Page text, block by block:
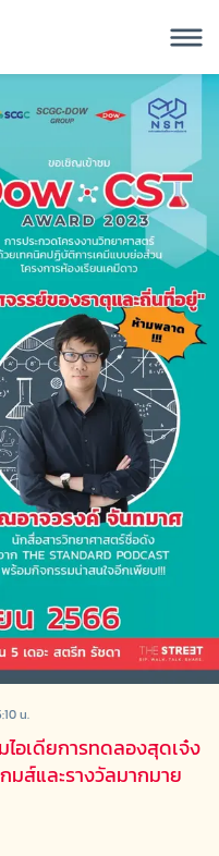
น.
ไอเดียการทดลองสุดเจ๋ง
มส์และรางวัลมากมาย